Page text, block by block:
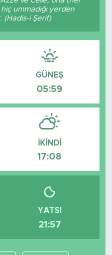
ummadığı yerden
(Hadis-i Şerif)
GÜNEŞ
05:59
İKINDI
17:08
YATSI
21:57